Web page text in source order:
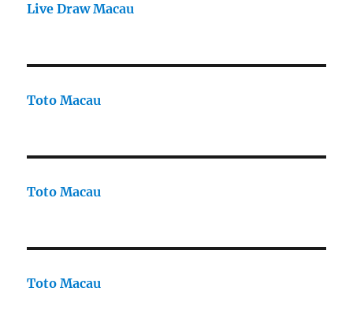
Live Draw Macau
Toto Macau
Toto Macau
Toto Macau